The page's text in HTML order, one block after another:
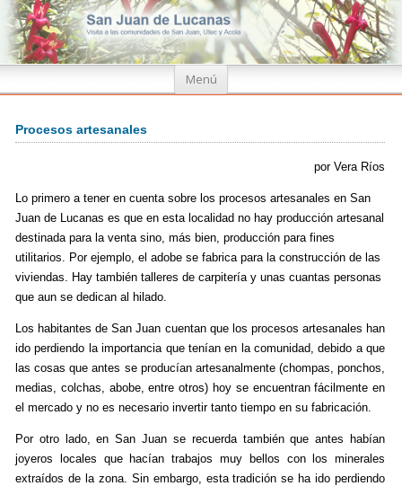
Menú
Ir
Procesos artesanales
por Vera Ríos
Lo primero a tener en cuenta sobre los procesos artesanales en San
Juan de Lucanas es que en esta localidad no hay producción artesanal
destinada para la venta sino, más bien, producción para fines
utilitarios. Por ejemplo, el adobe se fabrica para la construcción de las
viviendas. Hay también talleres de carpitería y unas cuantas personas
que aun se dedican al hilado.
Los habitantes de San Juan cuentan que los procesos artesanales han
ido perdiendo la importancia que tenían en la comunidad, debido a que
las cosas que antes se producían artesanalmente (chompas, ponchos,
medias, colchas, abobe, entre otros) hoy se encuentran fácilmente en
el mercado y no es necesario invertir tanto tiempo en su fabricación.
Por otro lado, en San Juan se recuerda también que antes habían
joyeros locales que hacían trabajos muy bellos con los minerales
extraídos de la zona. Sin embargo, esta tradición se ha ido perdiendo